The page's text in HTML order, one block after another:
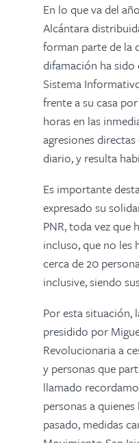
En lo que va del
Alcántara
forman parte de la
difamación ha sido
Sistema
frente a su casa
horas en las
agresiones
diario, y resulta
Es importante
expresado su
PNR, toda vez que
incluso, que no les
cerca de 20
inclusive, siendo
Por esta situación,
presidido por
Revolucionaria a
y personas que
llamado
personas a
pasado, medidas